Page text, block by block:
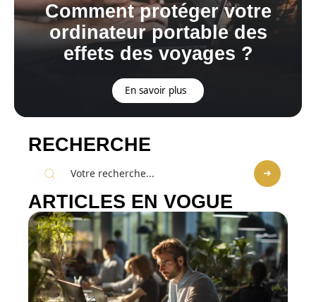
Comment protéger votre
ordinateur portable des
effets des voyages ?
En savoir plus
RECHERCHE
ARTICLES EN VOGUE